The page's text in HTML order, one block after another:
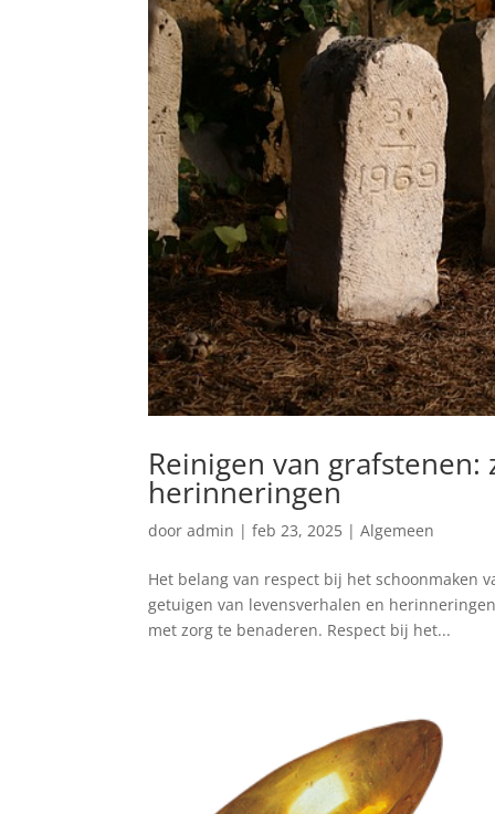
Reinigen van
herinneringen
dooradmin |feb 23, 2025 |Algemeen
Het belang van respect bij het schoonmaken
getuigen van levensverhalen en
met zorg te benaderen. Respect bij het...